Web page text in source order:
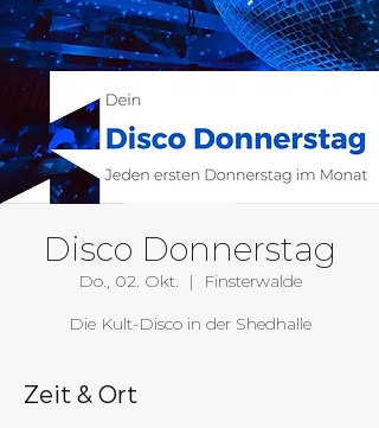
Disco Donnerstag
Do., 02. Okt.
  |
Finsterwalde
Die Kult-Disco in der Shedhalle
Zeit & Ort